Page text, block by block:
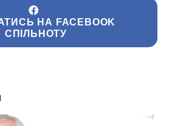
НА FACEBOOK
СПІЛЬНОТУ